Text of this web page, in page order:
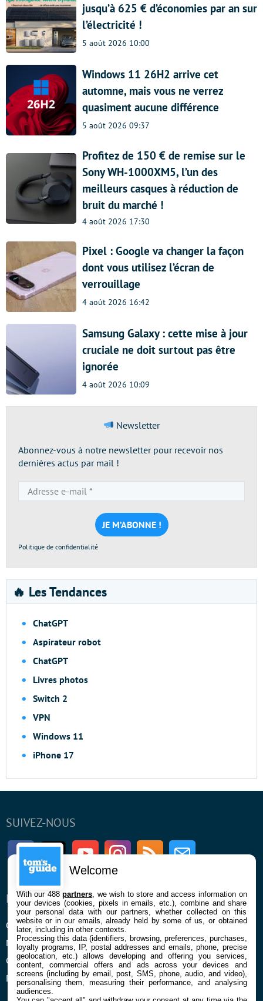
jusqu’à 625 € d’économies par an sur
l’électricité !
5 août 2026 10:00
Windows 11 26H2 arrive cet
automne, mais vous ne verrez
quasiment aucune différence
5 août 2026 09:37
Profitez de 150 € de remise sur le
Sony WH-1000XM5, l’un des
meilleurs casques à réduction de
bruit du marché !
4 août 2026 17:30
Pixel : Google va changer la façon
dont vous utilisez l’écran de
verrouillage
4 août 2026 16:42
Samsung Galaxy : cette mise à jour
cruciale ne doit surtout pas être
ignorée
4 août 2026 10:09
Newsletter
Abonnez-vous à notre newsletter pour recevoir nos
dernières actus par mail !
e-
mail
*
Politique de confidentialité
🔥 Les Tendances
ChatGPT
Aspirateur robot
ChatGPT
Livres photos
Switch 2
VPN
Windows 11
iPhone 17
SUIVEZ-NOUS
FacebookTwitter Youtube InstagramRSS Newsletter
ENTREPRISE
Qui sommes nous
Mentions légales et CGU
Confidentialité et Cookies
Préférences cookies
À PROPOS
La rédaction
Contact
Welcome
With our 488partners , we wish to store and access information on
your devices (cookies, pixels in emails, etc.), combine and share
your personal data with our partners, whether collected on this
website or in our emails, already held by some of us, or obtained
later, including in other contexts.
Processing this data (identifiers, browsing, preferences, purchases,
loyalty programs, IP, postal addresses and emails, phone, precise
geolocation, etc.) allows developing and offering you services,
content, commercial offers and ads across your devices and
screens (including by email, post, SMS, phone, audio, and video),
personalising them, measuring their performance, and analysing
audiences.